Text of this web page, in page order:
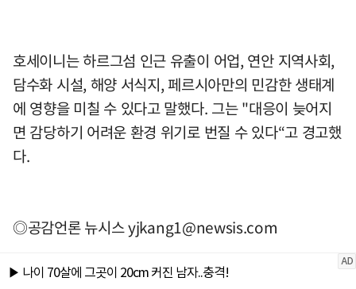
호세이니는 하르그섬 인근 유출이 어업, 연안 지역사회,
담수화 시설, 해양 서식지, 페르시아만의 민감한 생태계
에 영향을 미칠 수 있다고 말했다. 그는 "대응이 늦어지
면 감당하기 어려운 환경 위기로 번질 수 있다“고 경고했
다.
◎공감언론 뉴시스yjkang1@newsis.com